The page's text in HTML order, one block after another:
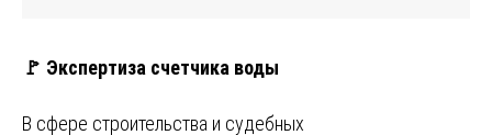
🚩 Экспертиза счетчика воды
В сфере строительства и судебных